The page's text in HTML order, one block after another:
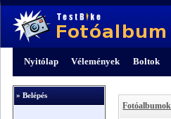
Nyitólap Vélemények Boltok
» Belépés
Fotóalbumok